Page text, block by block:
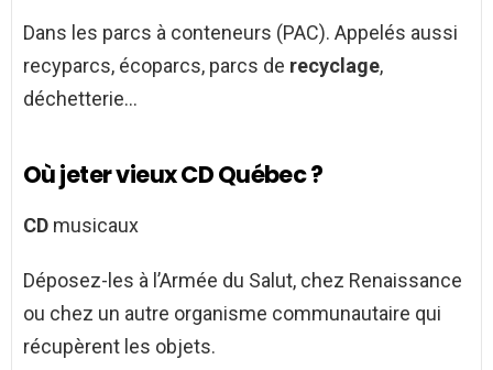
Dans les parcs à conteneurs (PAC). Appelés aussi
recyparcs, écoparcs, parcs de recyclage,
déchetterie…
Où jeter vieux CD Québec ?
CD musicaux
Déposez-les à l’Armée du Salut, chez Renaissance
ou chez un autre organisme communautaire qui
récupèrent les objets.